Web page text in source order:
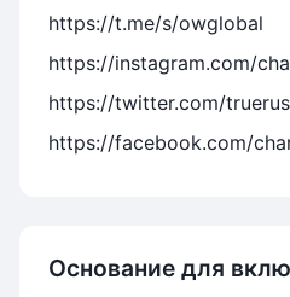
https://t.me/s/owglobal
https://instagram.com/
https://twitter.com/
https://facebook.com/
Основание для